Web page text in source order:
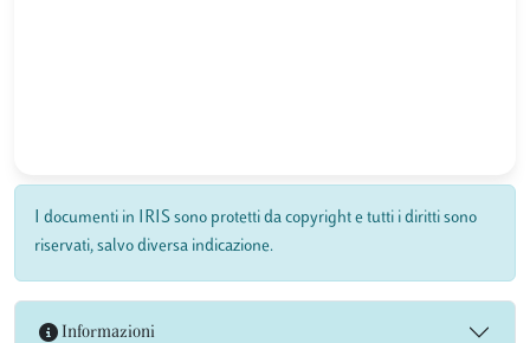
I documenti in IRIS sono protetti da copyright e tutti i diritti sono
riservati, salvo diversa indicazione.
Informazioni